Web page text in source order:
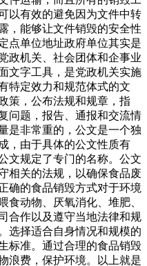
以有效的避免因为文件中转
，能够让文件销毁的安全性
点单位地址政府单位其实是
政机关、社会团体和企事业
文字工具，是党政机关实施
特定效力和规范体式的文
策，公布法规和规章，指
问题，报告、通报和交流情
是非常重的，公文是一个独
，由于具体的公文性质有
文规定了专门的名称。公文
相关的法规，以确保食品废
确的食品销毁方式对于环境
食动物、厌氧消化、堆肥、
合作以及遵守当地法律和规
选择适合自身情况和规模的
标准。通过合理的食品销毁
浪费，保护环境。以上就是